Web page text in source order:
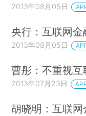
2013年08月05日
央行：互联网金
2013年08月05日
曹彤：不重视
2013年07月23日
胡晓明：互联